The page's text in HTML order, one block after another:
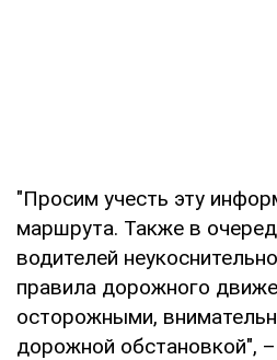
"Просим учесть эту
маршрута. Также в
водителей
правила дорожного
осторожными,
дорожной обстановкой",